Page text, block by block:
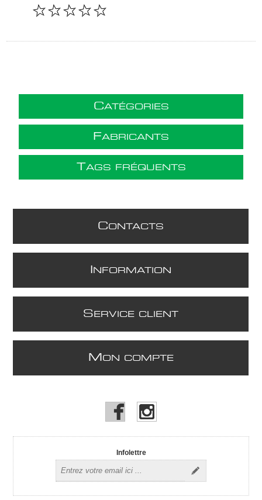
CATÉGORIES
FABRICANTS
TAGS FRÉQUENTS
CONTACTS
NFORMATION
S ERVICE CLIENT
M ON COMPTE
Infolettre